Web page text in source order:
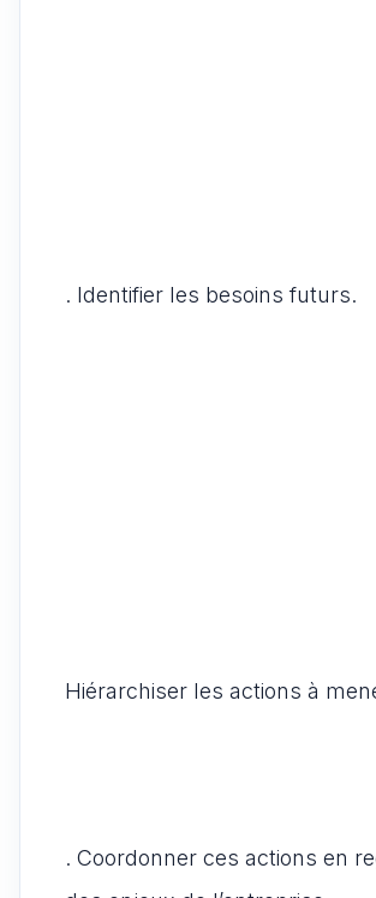
. Identifier les besoins futurs.
Hiérarchiser les actions à
. Coordonner ces actions en